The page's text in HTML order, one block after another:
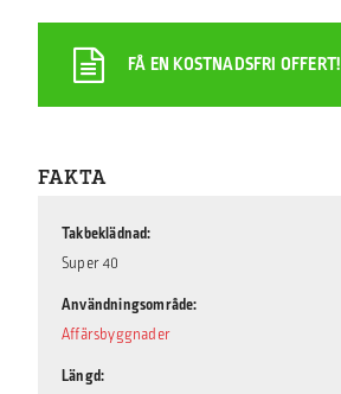
FÅ EN KOSTNADSFRI OFFERT!
FAKTA
Takbeklädnad
Super 40
Användningsområde
Affärsbyggnader
Längd